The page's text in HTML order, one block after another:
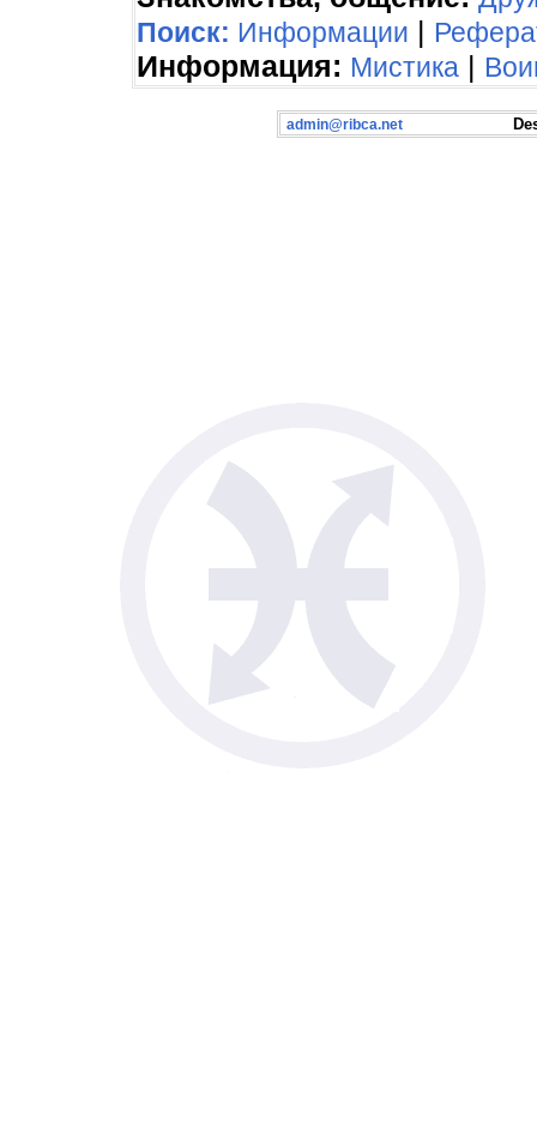
Поиск: Информации |
Информация: Мистика |
admin@ribca.net